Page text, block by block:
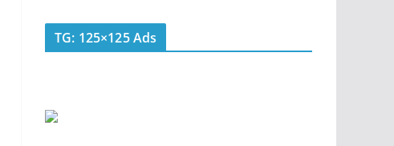
TG: 125×125 Ads